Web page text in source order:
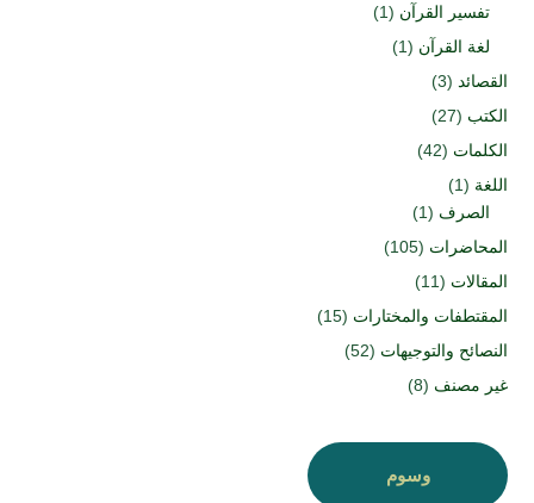
تفسير القرآن (1)
لغة القرآن (1)
القصائد (3)
الكتب (27)
الكلمات (42)
اللغة (1)
الصرف (1)
المحاضرات (105)
المقالات (11)
المقتطفات والمختارات (15)
النصائح والتوجيهات (52)
غير مصنف (8)
وسوم